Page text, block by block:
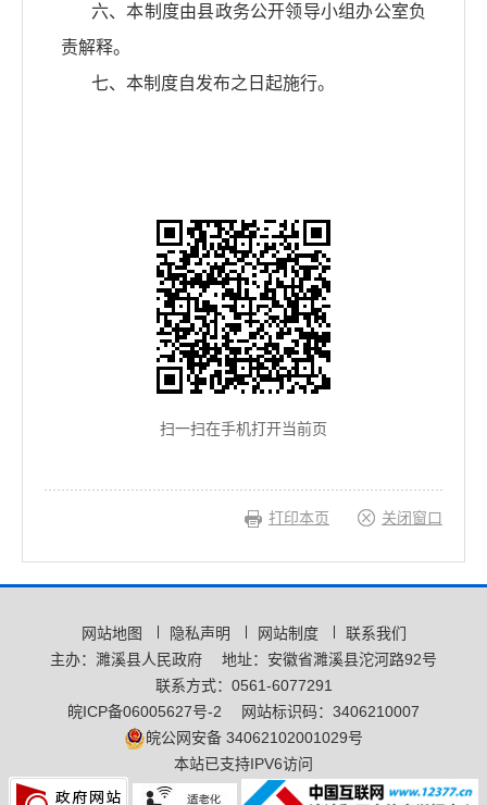
六、本制度由县政务公开领导小组办公室负
责解释。
七、本制度自发布之日起施行。
扫一扫在手机打开当前页
打印本页 关闭窗口
网站地图 隐私声明 网站制度
联系我们
主办：濉溪县人民政府
地址：安徽省濉溪县沱河路92号
联系方式：0561-6077291
皖ICP备06005627号-2
网站标识码：3406210007
皖公网安备 34062102001029号
本站已支持IPV6访问